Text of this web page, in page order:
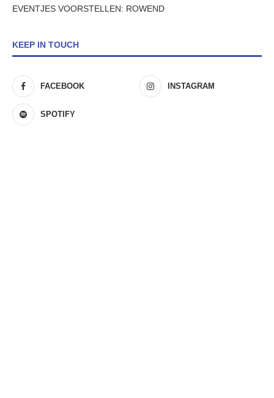
EVENTJES VOORSTELLEN: ROWEND
KEEP IN TOUCH
FACEBOOK INSTAGRAM
SPOTIFY